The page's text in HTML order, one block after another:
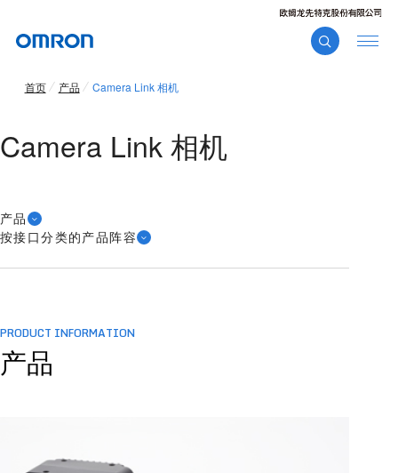
首页 产品 Camera Link 相机
Camera Link 相机
产品
按接口分类的产品阵容
PRODUCT INFORMATION
产品